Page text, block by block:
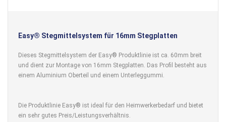
Easy® Stegmittelsystem für 16mm Stegplatten
Dieses Stegmittelsystem der Easy® Produktlinie ist ca. 60mm breit
und dient zur Montage von 16mm Stegplatten. Das Profil besteht aus
einem Aluminium Oberteil und einem Unterleggummi.
Die Produktlinie Easy® ist ideal für den Heimwerkerbedarf und bietet
ein sehr gutes Preis/Leistungsverhältnis.